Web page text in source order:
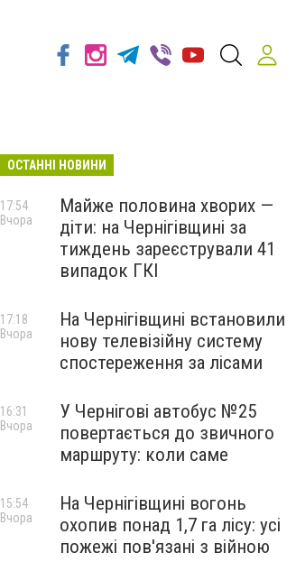
ОСТАННІ НОВИНИ
Майже половина хворих —
діти: на Чернігівщині за
тиждень зареєстрували 41
випадок ГКІ
17:54
Вчора
На Чернігівщині встановили
нову телевізійну систему
спостереження за лісами
17:18
Вчора
У Чернігові автобус №25
повертається до звичного
маршруту: коли саме
16:31
Вчора
На Чернігівщині вогонь
охопив понад 1,7 га лісу: усі
пожежі пов'язані з війною
15:54
Вчора